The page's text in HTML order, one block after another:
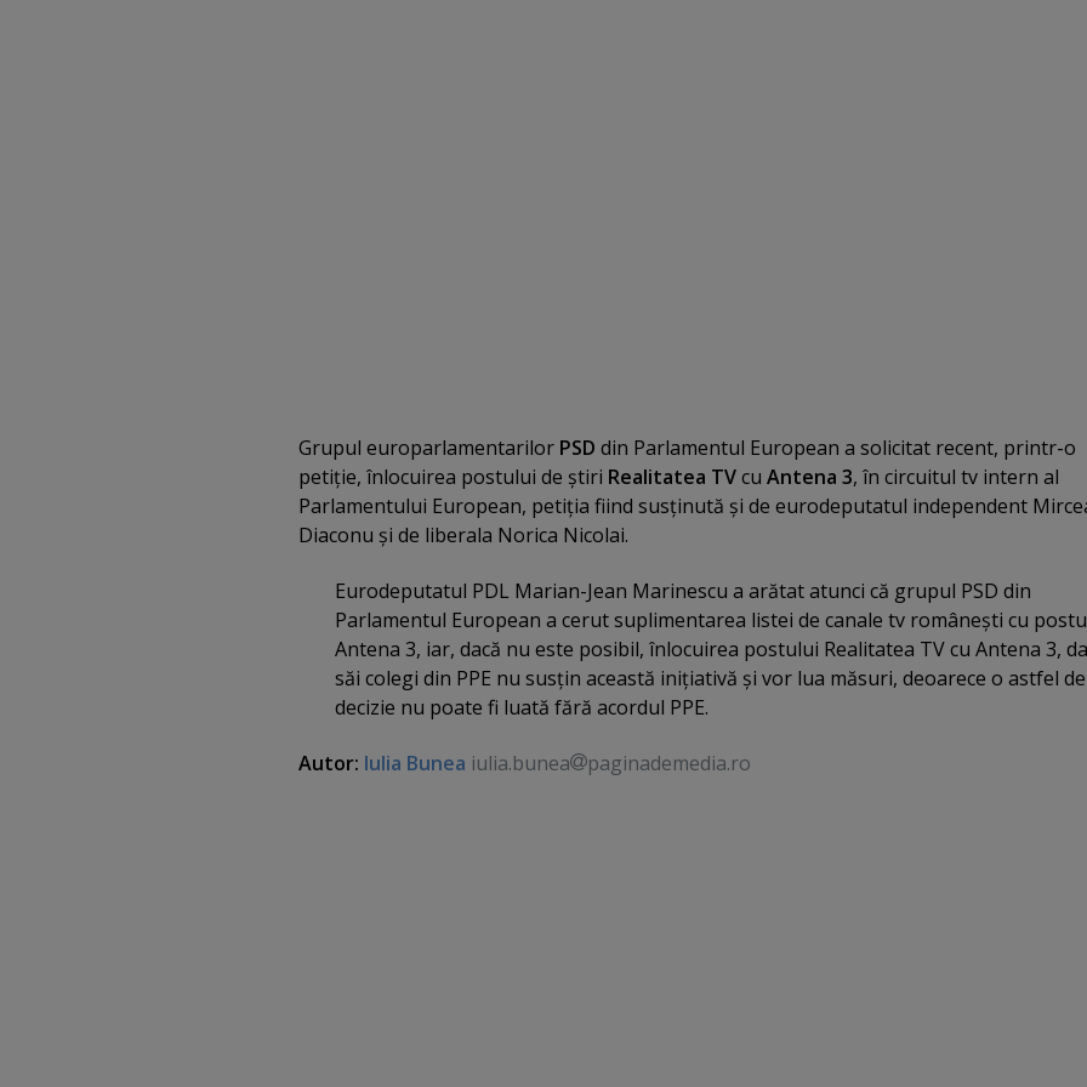
Grupul europarlamentarilor PSD din Parlamentul European a solicitat recent, printr-o
petiţie, înlocuirea postului de ştiri Realitatea TVcu Antena 3, în circuitul tv intern al
Parlamentului European, petiţia fiind susţinută şi de eurodeputatul independent
Diaconu şi de liberala Norica Nicolai.
Eurodeputatul PDL Marian-Jean Marinescu a arătat atunci că grupul PSD din
Parlamentul European a cerut suplimentarea listei de canale tv româneşti cu
Antena 3, iar, dacă nu este posibil, înlocuirea postului Realitatea TV cu Antena 3,
săi colegi din PPE nu susţin această iniţiativă şi vor lua măsuri, deoarece o astfel de
decizie nu poate fi luată fără acordul PPE.
Autor: Iulia Bunea iulia.bunea paginademedia.ro